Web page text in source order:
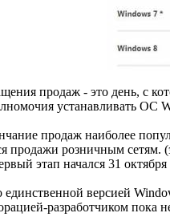
продаж - это день, с
устанавливать ОС
продаж наиболее
продажи розничным сетям.
этап начался 31
версией
разработчиком пока